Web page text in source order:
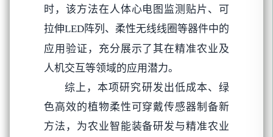
时，该方法在人体心电图监测贴片、可
拉伸LED阵列、柔性无线线圈等器件中的
应用验证，充分展示了其在精准农业及
人机交互等领域的应用潜力。
综上，本项研究研发出低成本、绿
色高效的植物柔性可穿戴传感器制备新
方法，为农业智能装备研发与精准农业